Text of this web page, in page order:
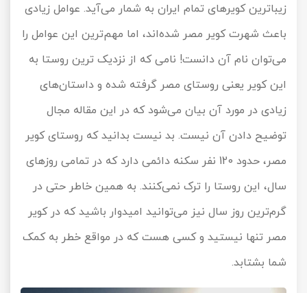
زیباترین کویرهای تمام ایران به شمار می‌آید. عوامل زیادی
باعث شهرت کویر مصر شده‌اند، اما مهم‌ترین این عوامل را
می‌توان نام آن دانست! نامی که از نزدیک ترین روستا به
این کویر یعنی روستای مصر گرفته شده و داستان‌های
زیادی در مورد آن بیان می‌شود که در این مقاله مجال
توضیح دادن آن نیست. بد نیست بدانید که روستای کویر
مصر، حدود 120 نفر سکنه دائمی دارد که در تمامی روزهای
سال، این روستا را ترک نمی‌کنند. به همین خاطر حتی در
گرم‌ترین روز سال نیز می‌توانید امیدوار باشید که در کویر
مصر تنها نیستید و کسی هست که در مواقع خطر به کمک
شما بشتابد.